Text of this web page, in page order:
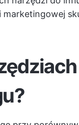
marketingowej